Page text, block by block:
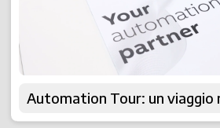
Automation Tour: un viaggio